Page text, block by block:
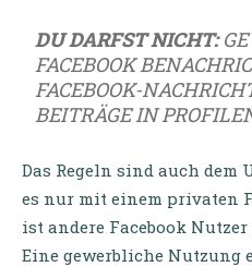
DU DARFST NICHT:
FACEBOOK
FACEBOOK-
BEITRÄGE IN
Das Regeln sind auch dem
es nur mit einem privaten
ist andere Facebook
Eine gewerbliche